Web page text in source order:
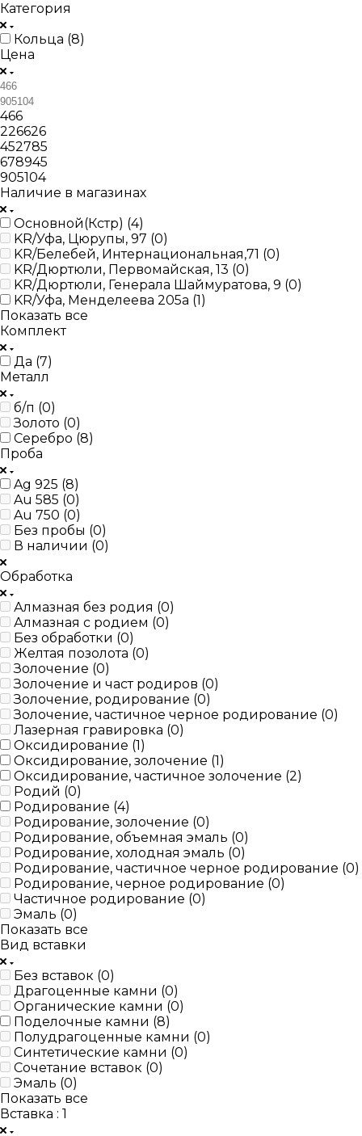
Категория
Кольца (8)
Цена
466
226626
452785
678945
905104
Наличие в магазинах
Основной(Кстр) (4)
KR/Уфа, Цюрупы, 97 (0)
KR/Белебей, Интернациональная,71 (0)
KR/Дюртюли, Первомайская, 13 (0)
KR/Дюртюли, Генерала Шаймуратова, 9 (0)
KR/Уфа, Менделеева 205а (1)
Показать все
Комплект
Да (7)
Металл
б/п (0)
Золото (0)
Серебро (8)
Проба
Ag 925 (8)
Au 585 (0)
Au 750 (0)
Без пробы (0)
В наличии (0)
Обработка
Алмазная без родия (0)
Алмазная с родием (0)
Без обработки (0)
Желтая позолота (0)
Золочение (0)
Золочение и част родиров (0)
Золочение, родирование (0)
Золочение, частичное черное родирование (0)
Лазерная гравировка (0)
Оксидирование (1)
Оксидирование, золочение (1)
Оксидирование, частичное золочение (2)
Родий (0)
Родирование (4)
Родирование, золочение (0)
Родирование, объемная эмаль (0)
Родирование, холодная эмаль (0)
Родирование, частичное черное родирование (0)
Родирование, черное родирование (0)
Частичное родирование (0)
Эмаль (0)
Показать все
Вид вставки
Без вставок (0)
Драгоценные камни (0)
Органические камни (0)
Поделочные камни (8)
Полудрагоценные камни (0)
Синтетические камни (0)
Сочетание вставок (0)
Эмаль (0)
Показать все
Вставка : 1